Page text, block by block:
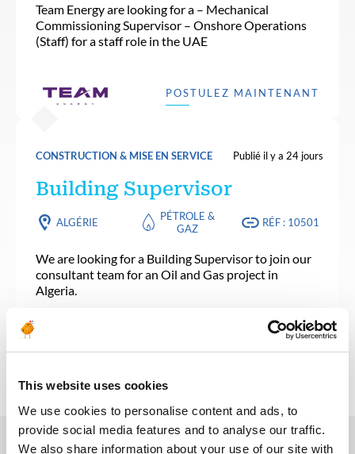
This website uses cookies
We use cookies to personalise content and ads, to
provide social media features and to analyse our traffic.
We also share information about your use of our site with
Team Energy are looking for a – Mechanical
Commissioning Supervisor – Onshore Operations
(Staff) for a staff role in the UAE
POSTULEZ MAINTENANT
CONSTRUCTION & MISE EN SERVICE Publié il y a 24 jours
Building Supervisor
ALGÉRIE
PÉTROLE &
GAZ
RÉF : 10501
We are looking for a Building Supervisor to join our
consultant team for an Oil and Gas project in
Algeria.
POSTULEZ MAINTENANT